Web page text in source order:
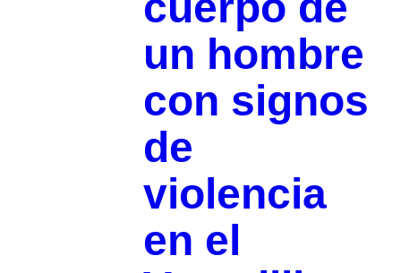
un hombre
con signos
de
violencia
en el